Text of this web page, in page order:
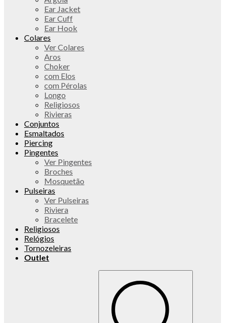
Ear Jacket
Ear Cuff
Ear Hook
Colares
Ver Colares
Aros
Choker
com Elos
com Pérolas
Longo
Religiosos
Rivieras
Conjuntos
Esmaltados
Piercing
Pingentes
Ver Pingentes
Broches
Mosquetão
Pulseiras
Ver Pulseiras
Riviera
Bracelete
Religiosos
Relógios
Tornozeleiras
Outlet